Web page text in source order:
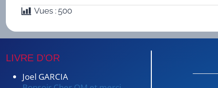
Vues : 500
LIVRE D’OR
Joel GARCIA